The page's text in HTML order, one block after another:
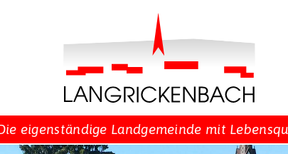
eigenständige Landgemeinde mit